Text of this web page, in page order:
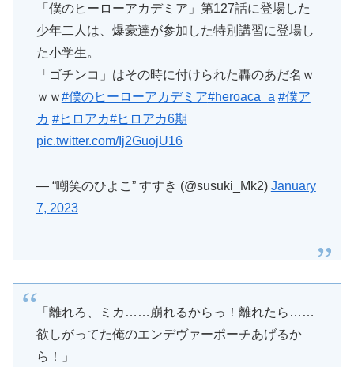
「僕のヒーローアカデミア」第127話に登場した
少年二人は、爆豪達が参加した特別講習に登場し
た小学生。
「ゴチンコ」はその時に付けられた轟のあだ名ｗ
ｗｗ#僕のヒーローアカデミア#heroaca_a #僕ア
カ #ヒロアカ#ヒロアカ6期
pic.twitter.com/Ij2GuojU16
— “嘲笑のひよこ” すすき (@susuki_Mk2) January
7, 2023
「離れろ、ミカ……崩れるからっ！離れたら……
欲しがってた俺のエンデヴァーポーチあげるか
ら！」